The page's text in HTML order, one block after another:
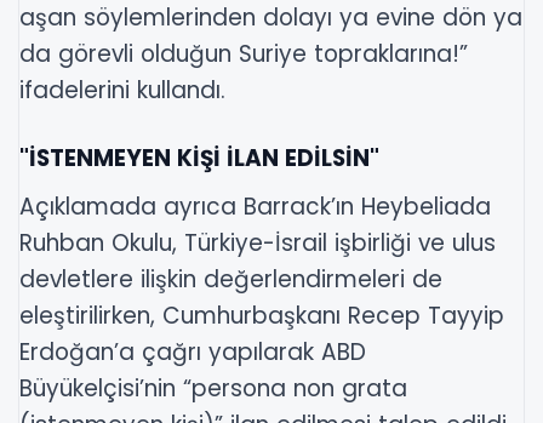
aşan söylemlerinden dolayı ya evine dön ya
da görevli olduğun Suriye topraklarına!”
ifadelerini kullandı.
"İSTENMEYEN KİŞİ İLAN EDİLSİN"
Açıklamada ayrıca Barrack’ın Heybeliada
Ruhban Okulu, Türkiye-İsrail işbirliği ve ulus
devletlere ilişkin değerlendirmeleri de
eleştirilirken, Cumhurbaşkanı Recep Tayyip
Erdoğan’a çağrı yapılarak ABD
Büyükelçisi’nin “persona non grata